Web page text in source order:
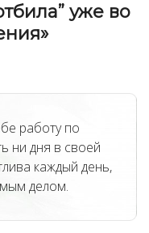
уже во
работу по
ни дня в своей
каждый день,
делом.